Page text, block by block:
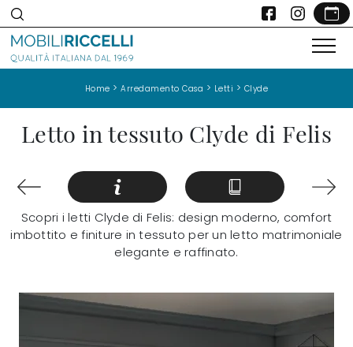
Home >Arredamento Casa > Letti > Clyde
Letto in tessuto Clyde di Felis
Scopri i letti Clyde di Felis: design moderno, comfort
imbottito e finiture in tessuto per un letto matrimoniale
elegante e raffinato.